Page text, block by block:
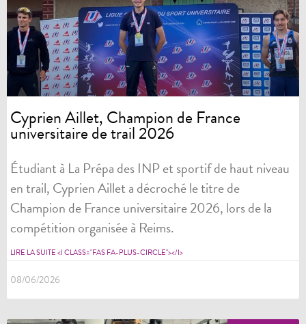
Cyprien Aillet, Champion de France
universitaire de trail 2026
Étudiant à La Prépa des INP et sportif de haut niveau
en trail, Cyprien Aillet a décroché le titre de
Champion de France universitaire 2026, lors de la
compétition organisée à Reims.
LIRE LA SUITE <I CLASS="FAS FA-PLUS-CIRCLE"></I>
08/06/2026